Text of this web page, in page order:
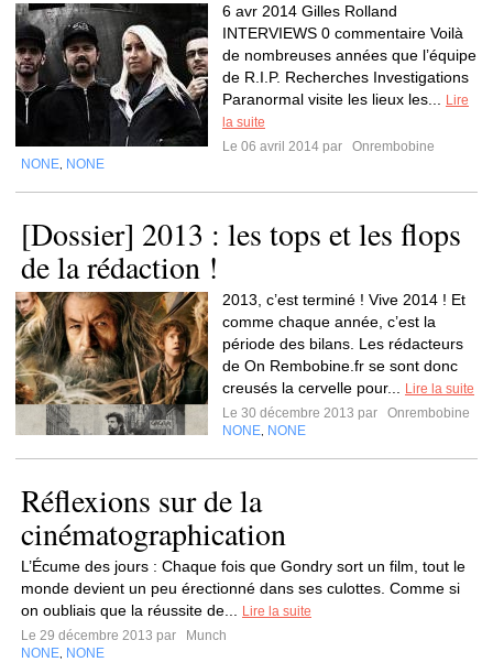
6 avr 2014 Gilles Rolland
INTERVIEWS 0 commentaire Voilà
de nombreuses années que l’équipe
de R.I.P. Recherches Investigations
Paranormal visite les lieux les...
Lire
la suite
Le 06 avril 2014 par
Onrembobine
NONE NONE
[Dossier] 2013 : les tops et les flops
de la rédaction !
2013, c’est terminé ! Vive 2014 ! Et
comme chaque année, c’est la
période des bilans. Les rédacteurs
de On Rembobine.fr se sont donc
creusés la cervelle pour...
Lire la suite
Le 30 décembre 2013 par
Onrembobine
NONE NONE
Réflexions sur de la
cinématographication
L’Écume des jours : Chaque fois que Gondry sort un film, tout le
monde devient un peu érectionné dans ses culottes. Comme si
on oubliais que la réussite de...
Lire la suite
Le 29 décembre 2013 par
Munch
NONE NONE